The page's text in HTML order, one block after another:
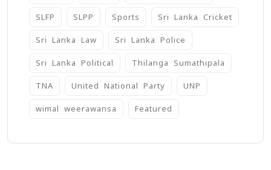
SLFP SLPP Sports Sri Lanka Cricket
Sri Lanka Law Sri Lanka Police
Sri Lanka Political Thilanga Sumathipala
TNA United National Party UNP
wimal weerawansa ‍Featured